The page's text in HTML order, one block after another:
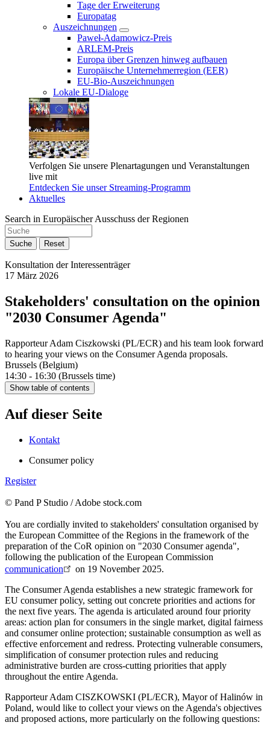
Tage der Erweiterung
Europatag
Auszeichnungen
Paweł-Adamowicz-Preis
ARLEM-Preis
Europa über Grenzen hinweg aufbauen
Europäische Unternehmerregion (EER)
EU-Bio-Auszeichnungen
Lokale EU-Dialoge
Verfolgen Sie unsere Plenartagungen und Veranstaltungen
live mit
Entdecken Sie unser Streaming-Programm
Aktuelles
Search in Europäischer Ausschuss der Regionen
Suche Reset
Konsultation der Interessenträger
17 März 2026
Stakeholders' consultation on the opinion
"2030 Consumer Agenda"
Rapporteur Adam Ciszkowski (PL/ECR) and his team look forward
to hearing your views on the Consumer Agenda proposals.
Brussels (Belgium)
14:30 - 16:30 (Brussels time)
Show table of contents
Auf dieser Seite
Kontakt
Consumer policy
Register
© Pand P Studio / Adobe stock.com
You are cordially invited to stakeholders' consultation organised by
the European Committee of the Regions in the framework of the
preparation of the CoR opinion on "2030 Consumer agenda",
following the publication of the European Commission
communication
on 19 November 2025.
The Consumer Agenda establishes a new strategic framework for
EU consumer policy, setting out concrete priorities and actions for
the next five years. The agenda is articulated around four priority
areas: action plan for consumers in the single market, digital fairness
and consumer online protection; sustainable consumption as well as
effective enforcement and redress. Protecting vulnerable consumers,
simplification of consumer protection rules and reducing
administrative burden are cross-cutting priorities that apply
throughout the entire Agenda.
Rapporteur Adam CISZKOWSKI (PL/ECR), Mayor of Halinów in
Poland, would like to collect your views on the Agenda's objectives
and proposed actions, more particularly on the following questions: